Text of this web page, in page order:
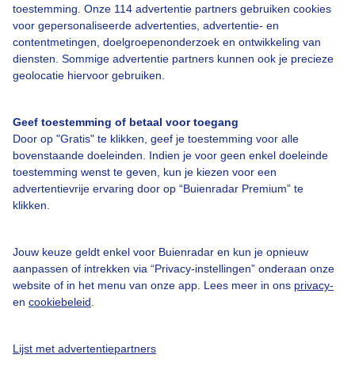
toestemming. Onze 114 advertentie partners gebruiken cookies
voor gepersonaliseerde advertenties, advertentie- en
contentmetingen, doelgroepenonderzoek en ontwikkeling van
diensten. Sommige advertentie partners kunnen ook je precieze
geolocatie hiervoor gebruiken.
Geef toestemming of betaal voor toegang
Door op "Gratis" te klikken, geef je toestemming voor alle
bovenstaande doeleinden. Indien je voor geen enkel doeleinde
toestemming wenst te geven, kun je kiezen voor een
advertentievrije ervaring door op “Buienradar Premium” te
klikken.
Jouw keuze geldt enkel voor Buienradar en kun je opnieuw
aanpassen of intrekken via “Privacy-instellingen” onderaan onze
website of in het menu van onze app. Lees meer in ons privacy-
en cookiebeleid
Lijst met advertentiepartners
Over Buienradar
Veelgestelde vragen
Contact
Toegankelijkheid
Buienradar Team
Privacy beleid
Privacy instellingen